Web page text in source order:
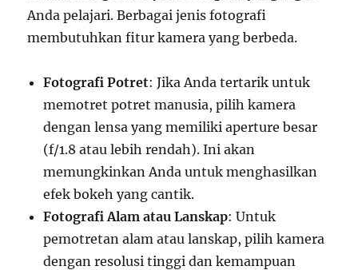
Anda pelajari. Berbagai jenis fotografi
membutuhkan fitur kamera yang berbeda.
Fotografi Potret: Jika Anda tertarik untuk
memotret potret manusia, pilih kamera
dengan lensa yang memiliki aperture besar
(f/1.8 atau lebih rendah). Ini akan
memungkinkan Anda untuk menghasilkan
efek bokeh yang cantik.
Fotografi Alam atau Lanskap: Untuk
pemotretan alam atau lanskap, pilih kamera
dengan resolusi tinggi dan kemampuan